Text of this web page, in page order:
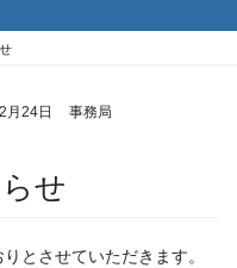
月24日 事務局
せ
とさせていただきます。